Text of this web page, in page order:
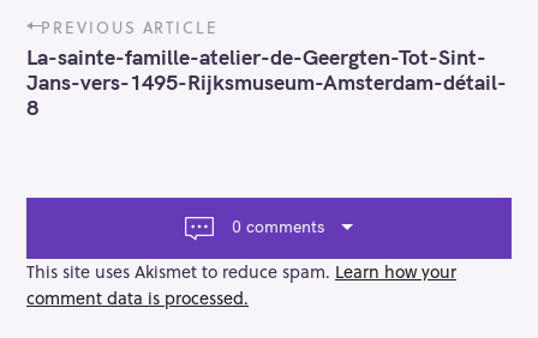
P
o
s
t
n
t
i
o
PREVIOUS ARTICLE
La-sainte-famille-atelier-de-Geergten-Tot-Sint-
Jans-vers-1495-Rijksmuseum-Amsterdam-détail-
8
0 comments
This site uses Akismet to reduce spam. Learn how your
comment data is processed.